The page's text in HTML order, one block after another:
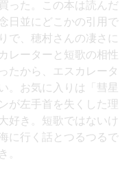
った。この本は読んだ
日並にどこかの引用で
で、穂村さんの凄さに
レーターと短歌の相性
たから、エスカレータ
。お気に入りは「彗星
が左手首を失くした理
好き。短歌ではないけ
に行く話とつるつるで
。